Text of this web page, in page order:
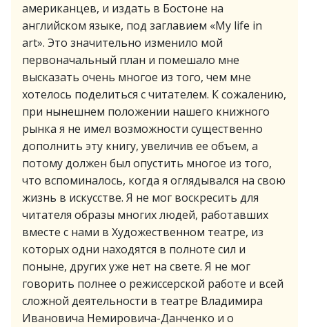
американцев, и издать в Бостоне на
английском языке, под заглавием «My life in
art». Это значительно изменило мой
первоначальный план и помешало мне
высказать очень многое из того, чем мне
хотелось поделиться с читателем. К сожалению,
при нынешнем положении нашего книжного
рынка я не имел возможности существенно
дополнить эту книгу, увеличив ее объем, а
потому должен был опустить многое из того,
что вспоминалось, когда я оглядывался на свою
жизнь в искусстве. Я не мог воскресить для
читателя образы многих людей, работавших
вместе с нами в Художественном театре, из
которых одни находятся в полноте сил и
поныне, других уже нет на свете. Я не мог
говорить полнее о режиссерской работе и всей
сложной деятельности в театре Владимира
Ивановича Немировича-Данченко и о